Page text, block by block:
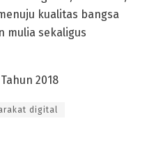
kualitas bangsa
mulia sekaligus
2018
digital